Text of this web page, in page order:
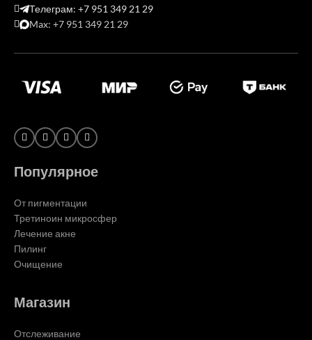
Телеграм: +7 951 349 21 29
Max: +7 951 349 21 29
Популярное
От пигментации
Третиноин микросфер
Лечение акне
Пилинг
Очищение
Магазин
Отслеживание